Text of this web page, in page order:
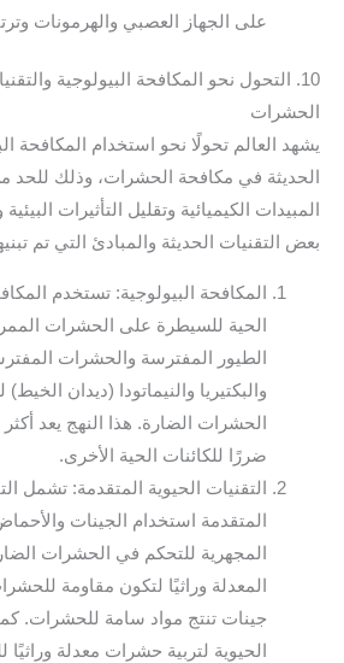
على الجهاز العصبي والهرمونات
10. التحول نحو المكافحة البيولوجية
الحشرات
يشهد العالم تحولًا نحو استخدام المكافحة
الحديثة في مكافحة الحشرات، وذلك للحد
المبيدات الكيميائية وتقليل التأثيرات
بعض التقنيات الحديثة والمبادئ التي تم
المكافحة البيولوجية: تستخدم
الحية للسيطرة على الحشرات
الطيور المفترسة والحشرات
والبكتيريا والنيماتودا (ديدان
الحشرات الضارة. هذا النهج يعد أكثر
ضررًا للكائنات الحية الأخرى.
التقنيات الحيوية المتقدمة: تشمل
المتقدمة استخدام الجينات والأحماض
المجهرية للتحكم في الحشرات
المعدلة وراثيًا لتكون مقاومة
جينات تنتج مواد سامة للحشرات.
الحيوية لتربية حشرات معدلة